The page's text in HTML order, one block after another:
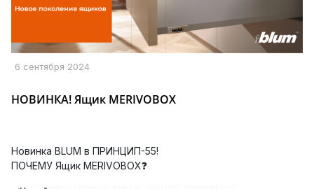
6 сентября 2024
НОВИНКА! Ящик MERIVOBOX
Новинка BLUM в ПРИНЦИП-55!
ПОЧЕМУ Ящик MERIVOBOX❓